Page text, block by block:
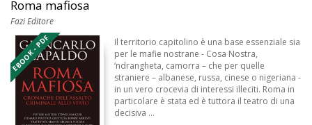
Roma mafiosa
Fazi Editore
EBOOK - PDF
Il territorio capitolino è una base essenziale sia
per le mafie nostrane - Cosa Nostra,
‘ndrangheta, camorra – che per quelle
straniere – albanese, russa, cinese o nigeriana -
in un vero crocevia di interessi illeciti. Roma in
particolare è stata ed è tuttora il teatro di una
decisiva ...